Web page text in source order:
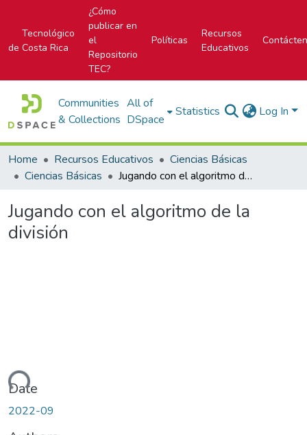
Tecnológico
de Costa Rica
¿Cómo
publicar en
el
Repositorio
TEC?
Políticas
Recursos
Educativos
Communities
& Collections
All of
DSpace
Statistics Log In
Home Recursos Educativos
Ciencias Básicas
Ciencias Básicas
Jugando con el algoritmo de la división
Jugando con el algoritmo de la
división
Date
2022-09